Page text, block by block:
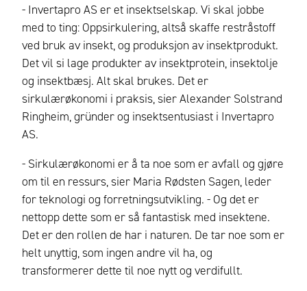
- Invertapro AS er et insektselskap. Vi skal jobbe
med to ting: Oppsirkulering, altså skaffe restråstoff
ved bruk av insekt, og produksjon av insektprodukt.
Det vil si lage produkter av insektprotein, insektolje
og insektbæsj. Alt skal brukes. Det er
sirkulærøkonomi i praksis, sier Alexander Solstrand
Ringheim, gründer og insektsentusiast i Invertapro
AS.
- Sirkulærøkonomi er å ta noe som er avfall og gjøre
om til en ressurs, sier Maria Rødsten Sagen, leder
for teknologi og forretningsutvikling. - Og det er
nettopp dette som er så fantastisk med insektene.
Det er den rollen de har i naturen. De tar noe som er
helt unyttig, som ingen andre vil ha, og
transformerer dette til noe nytt og verdifullt.